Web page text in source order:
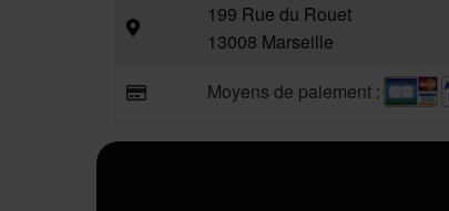
199 Rue du Rouet
13008 Marseille
Moyens de paiement :